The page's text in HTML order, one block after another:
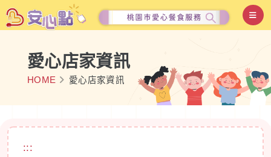
愛心店家資訊
HOME 愛心店家資訊
:::